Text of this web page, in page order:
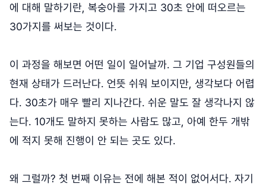
에 대해 말하기란, 복숭아를 가지고 30초 안에 떠오르는
30가지를 써보는 것이다.
이 과정을 해보면 어떤 일이 일어날까. 그 기업 구성원들의
현재 상태가 드러난다. 언뜻 쉬워 보이지만, 생각보다 어렵
다. 30초가 매우 빨리 지나간다. 쉬운 말도 잘 생각나지 않
는다. 10개도 말하지 못하는 사람도 많고, 아예 한두 개밖
에 적지 못해 진행이 안 되는 곳도 있다.
왜 그럴까? 첫 번째 이유는 전에 해본 적이 없어서다. 자기